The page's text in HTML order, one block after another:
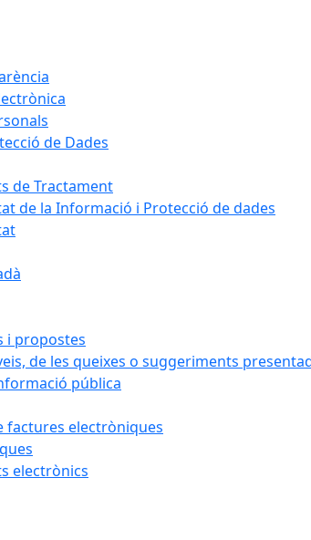
de Dades
de Tractament
de la Informació i Protecció de dades
i propostes
de les queixes o suggeriments
pública
factures electròniques
electrònics